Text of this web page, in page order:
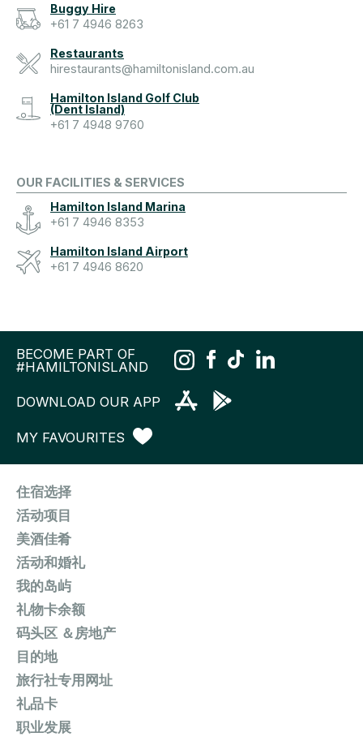
Buggy Hire
+61 7 4946 8263
Restaurants
hirestaurants@hamiltonisland.com.au
Hamilton Island Golf Club
(Dent Island)
+61 7 4948 9760
OUR FACILITIES & SERVICES
Hamilton Island Marina
+61 7 4946 8353
Hamilton Island Airport
+61 7 4946 8620
BECOME PART OF
#HAMILTONISLAND
DOWNLOAD OUR APP
MY FAVOURITES
住宿选择
活动项目
美酒佳肴
活动和婚礼
我的岛屿
礼物卡余额
码头区 ＆房地产
目的地
旅行社专用网址
礼品卡
职业发展